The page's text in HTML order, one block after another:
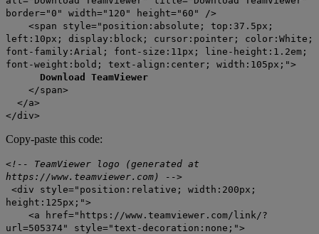
border="0" width="120" height="60" />
<span style="position:absolute; top:37.5px;
left:10px; display:block; cursor:pointer; color:White;
font-family:Arial; font-size:11px; line-height:1.2em;
font-weight:bold; text-align:center; width:105px;">
Download TeamViewer
</span>
</a>
</div>
Copy-paste this code:
<!-- TeamViewer logo (generated at
https://www.teamviewer.com) -->
<div style="position:relative; width:200px;
height:125px;">
<a href="https://www.teamviewer.com/link/?
url=505374" style="text-decoration:none;">